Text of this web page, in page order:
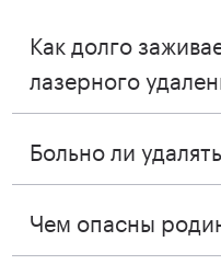
Как долго
лазерного
Больно ли
Чем опасны